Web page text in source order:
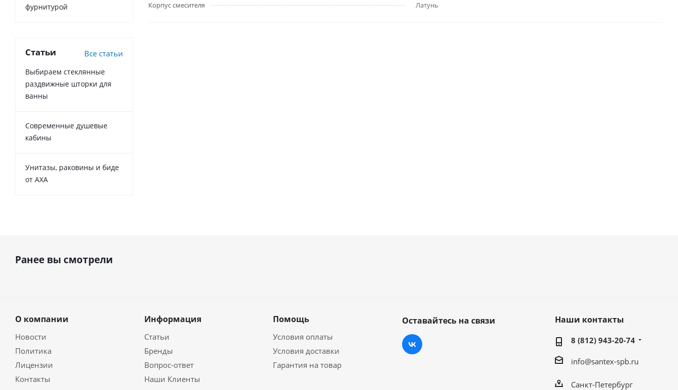
Корпус смесителя
Латунь
фурнитурой
Статьи Все статьи
Выбираем стеклянные
раздвижные шторки для
ванны
Современные душевые
кабины
Унитазы, раковины и биде
от AXA
Ранее вы смотрели
О компании
Новости
Политика
Лицензии
Контакты
Информация
Статьи
Бренды
Вопрос-ответ
Наши Клиенты
Помощь
Условия оплаты
Условия доставки
Гарантия на товар
Оставайтесь на связи Наши контакты
8 (812) 943-20-74
info@santex-spb.ru
Санкт-Петербург